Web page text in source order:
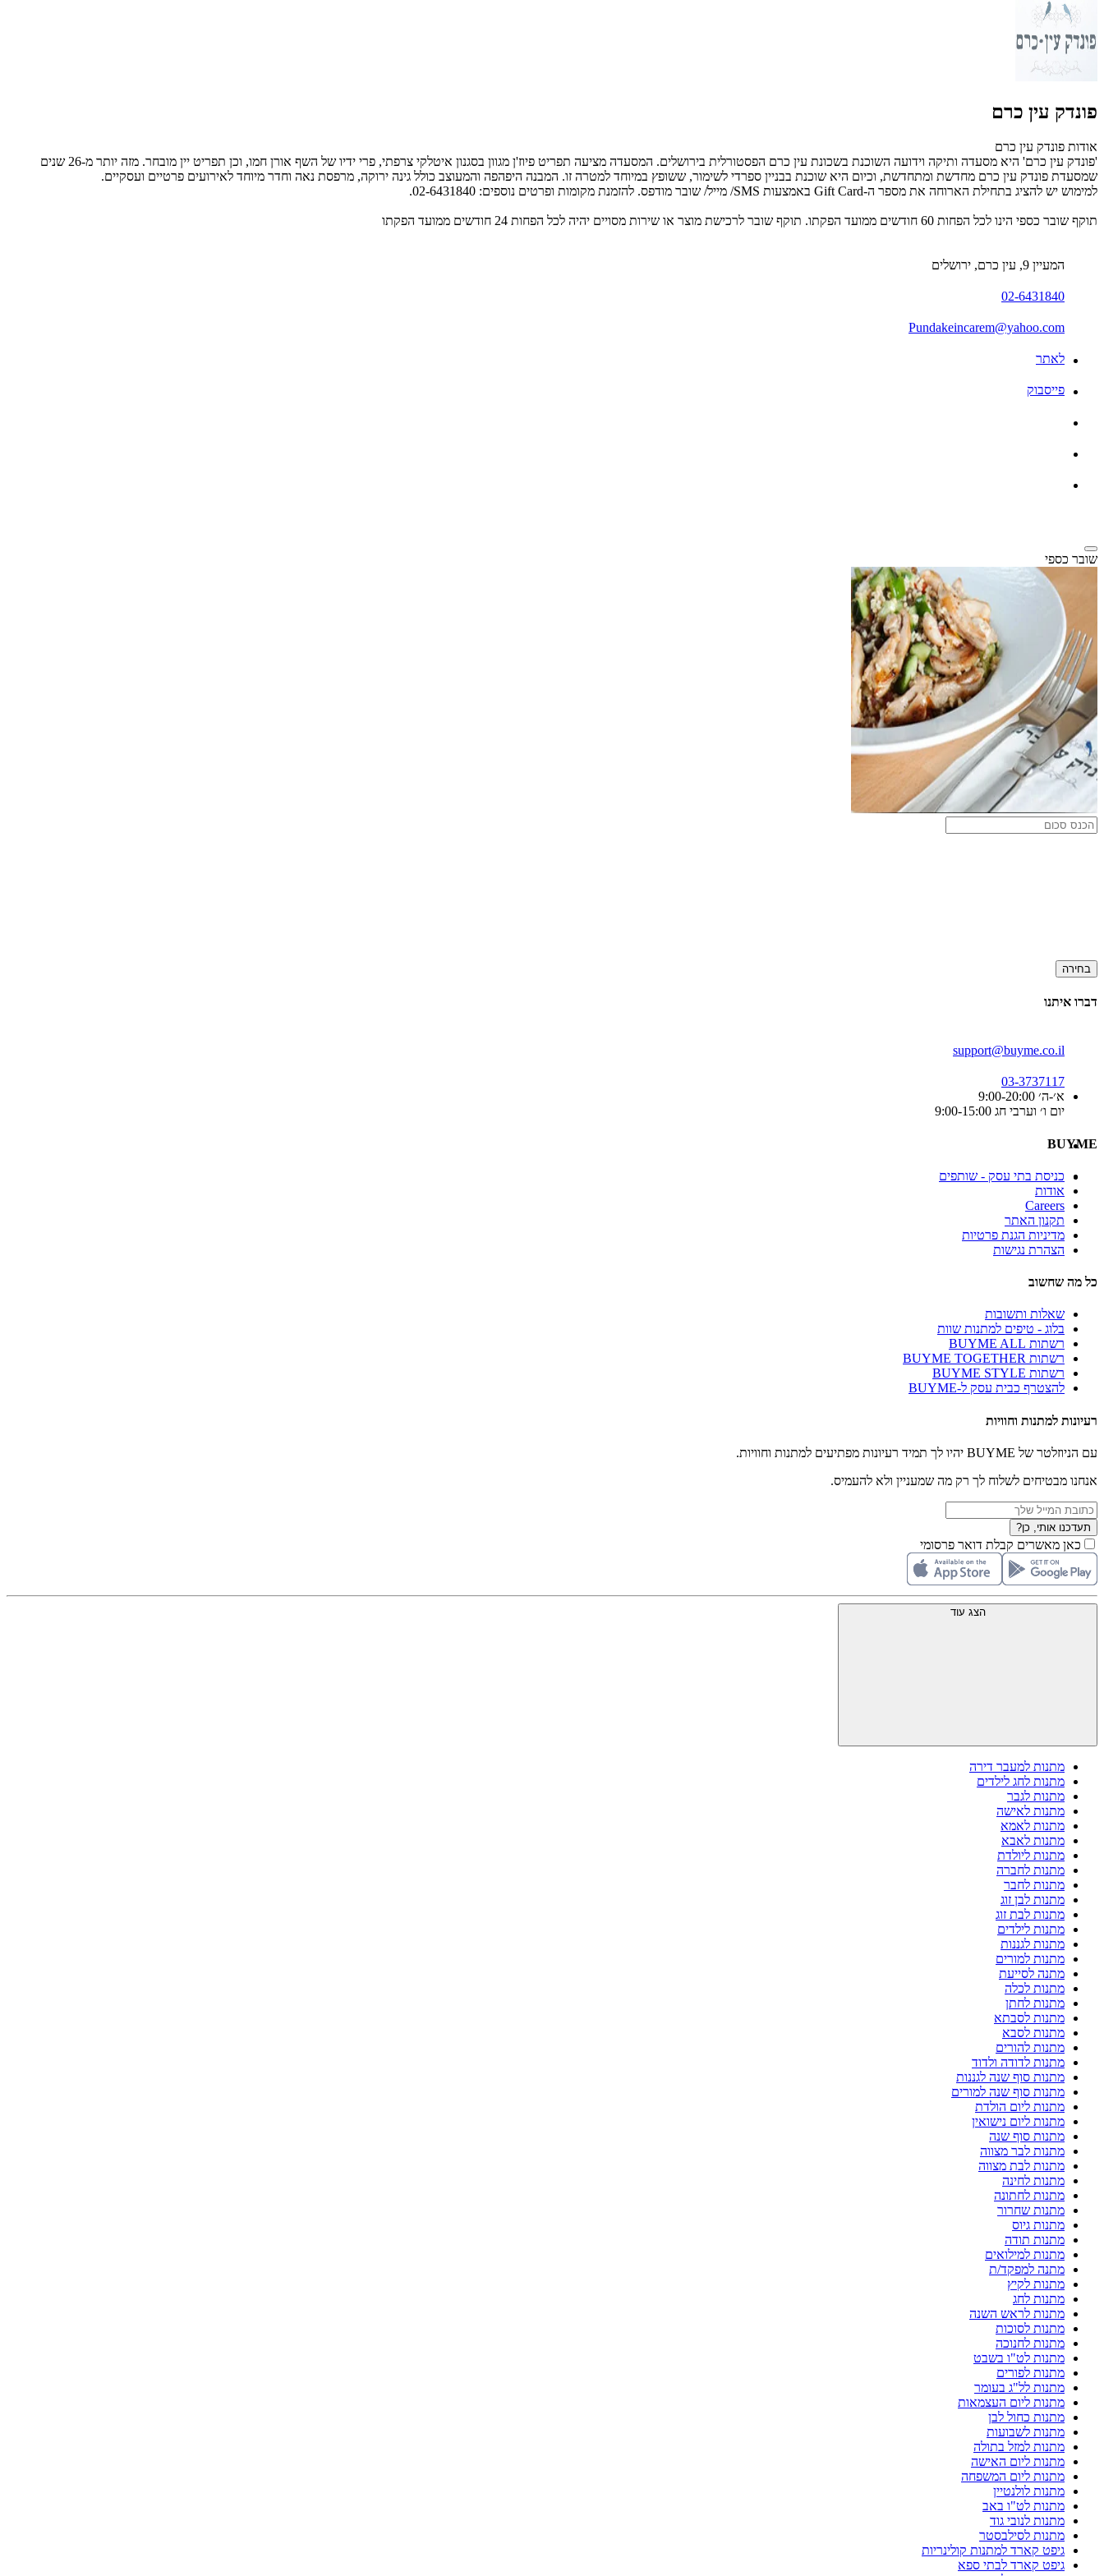
פונדק עין כרם
אודות פונדק עין כרם
'פונדק עין כרם' היא מסעדה ותיקה וידועה השוכנת בשכונת עין כרם הפסטורלית בירושלים. המסעדה מציעה תפריט פיוז'ן מגוון בסגנון איטלקי צרפתי, פרי ידיו של השף אורן חמו, וכן תפריט יין מובחר. מזה יותר מ-26 שנים
שמסעדת פונדק עין כרם מחדשת ומתחדשת, וכיום היא שוכנת בבניין ספרדי לשימור, ששופץ במיוחד למטרה זו. המבנה היפהפה והמעוצב כולל גינה ירוקה, מרפסת נאה וחדר מיוחד לאירועים פרטיים ועסקיים.
למימוש יש להציג בתחילת הארוחה את מספר ה-Gift Card באמצעות SMS/ מייל/ שובר מודפס. להזמנת מקומות ופרטים נוספים: 02-6431840.
תוקף שובר כספי הינו לכל הפחות 60 חודשים ממועד הפקתו. תוקף שובר לרכישת מוצר או שירות מסויים יהיה לכל הפחות 24 חודשים ממועד הפקתו
המעיין 9, עין כרם, ירושלים
02-6431840
Pundakeincarem@yahoo.com
לאתר
פייסבוק
שובר כספי
בחירה
דברו איתנו
support@buyme.co.il
03-3737117
א׳-ה׳ 9:00-20:00
יום ו׳ וערבי חג 9:00-15:00
BUYME
כניסת בתי עסק - שותפים
אודות
Careers
תקנון האתר
מדיניות הגנת פרטיות
הצהרת נגישות
כל מה שחשוב
שאלות ותשובות
בלוג - טיפים למתנות שוות
רשתות BUYME ALL
רשתות BUYME TOGETHER
רשתות BUYME STYLE
להצטרף כבית עסק ל-BUYME
רעיונות למתנות וחוויות
עם הניוזלטר של BUYME יהיו לך תמיד רעיונות מפתיעים למתנות וחוויות.
אנחנו מבטיחים לשלוח לך רק מה שמעניין ולא להעמיס.
תעדכנו אותי, כן?
כאן מאשרים קבלת דואר פרסומי
הצג עוד
מתנות למעבר דירה
מתנות לחג לילדים
מתנות לגבר
מתנות לאישה
מתנות לאמא
מתנות לאבא
מתנות ליולדת
מתנות לחברה
מתנות לחבר
מתנות לבן זוג
מתנות לבת זוג
מתנות לילדים
מתנות לגננות
מתנות למורים
מתנה לסייעת
מתנות לכלה
מתנות לחתן
מתנות לסבתא
מתנות לסבא
מתנות להורים
מתנות לדודה ולדוד
מתנות סוף שנה לגננות
מתנות סוף שנה למורים
מתנות ליום הולדת
מתנות ליום נישואין
מתנות סוף שנה
מתנות לבר מצווה
מתנות לבת מצווה
מתנות לחינה
מתנות לחתונה
מתנות שחרור
מתנות גיוס
מתנות תודה
מתנות למילואים
מתנה למפקד/ת
מתנות לקיץ
מתנות לחג
מתנות לראש השנה
מתנות לסוכות
מתנות לחנוכה
מתנות לט"ו בשבט
מתנות לפורים
מתנות לל"ג בעומר
מתנות ליום העצמאות
מתנות כחול לבן
מתנות לשבועות
מתנות למזל בתולה
מתנות ליום האישה
מתנות ליום המשפחה
מתנות לולנטיין
מתנות לט"ו באב
מתנות לנובי גוד
מתנות לסילבסטר
גיפט קארד למתנות קולינריות
גיפט קארד לבתי ספא